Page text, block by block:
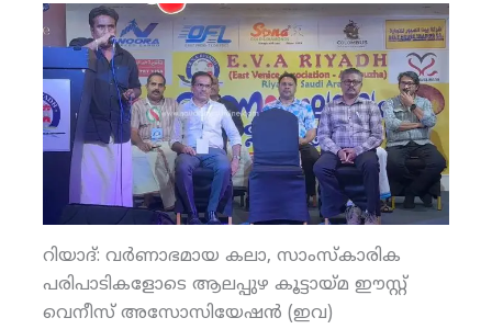
റിയാദ്: വര്‍ണാഭമായ കലാ, സാംസ്‌കാരിക
പരിപാടികളോടെ ആലപ്പുഴ കൂട്ടായ്മ ഈസ്റ്റ്
വെനീസ് അസോസിയേഷന്‍ (ഇവ)